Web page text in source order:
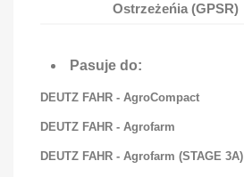
Ostrzeżeńia (GPSR)
Pasuje do:
DEUTZ FAHR - AgroCompact
DEUTZ FAHR - Agrofarm
DEUTZ FAHR - Agrofarm (STAGE 3A)